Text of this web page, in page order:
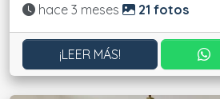
Actualizado:
hace 3 meses 21 fotos
¡LEER MÁS!